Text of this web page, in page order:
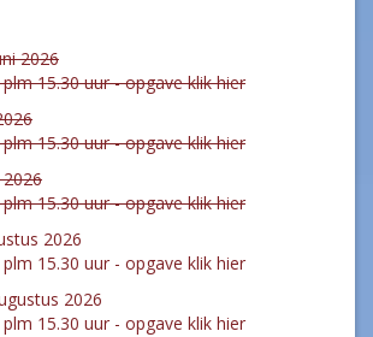
2026
15.30 uur - opgave klik hier
15.30 uur - opgave klik hier
15.30 uur - opgave klik hier
2026
15.30 uur - opgave klik hier
2026
15.30 uur - opgave klik hier